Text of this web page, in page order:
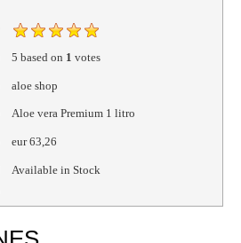
5 based on 1 votes
aloe shop
Aloe vera Premium 1 litro
eur63,26
Available in Stock